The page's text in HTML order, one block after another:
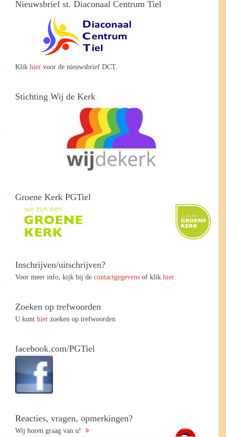
Nieuwsbrief st. Diaconaal Centrum Tiel
Klik hier voor de nieuwsbrief DCT.
Stichting Wij de Kerk
Groene Kerk PGTiel
Inschrijven/uitschrijven?
Voor meer info, kijk bij de contactgegevens of klik hier
Zoeken op trefwoorden
U kunt hier zoeken op trefwoorden
facebook.com/PGTiel
Reacties, vragen, opmerkingen?
Wij horen graag van u!